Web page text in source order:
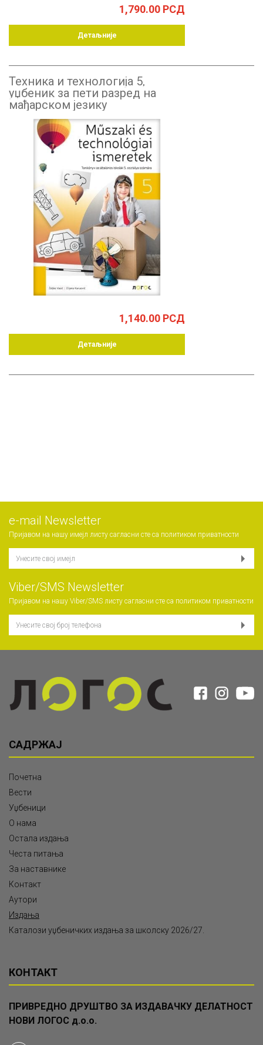
1,790.00 РСД
Детаљније
Техника и технологија 5,
уџбеник за пети разред на
мађарском језику
1,140.00 РСД
Детаљније
е-mail Newsletter
Пријавом на нашу имејл листу сагласни сте са политиком приватности
Viber/SMS Newsletter
Пријавом на нашу Viber/SMS листу сагласни сте са политиком приватности
САДРЖАЈ
Почетна
Вести
Уџбеници
О нама
Остала издања
Честа питања
За наставнике
Контакт
Аутори
Издања
Каталози уџбеничких издања за школску 2026/27.
КОНТАКТ
ПРИВРЕДНО ДРУШТВО ЗА ИЗДАВАЧКУ ДЕЛАТНОСТ
НОВИ ЛОГОС д.о.о.